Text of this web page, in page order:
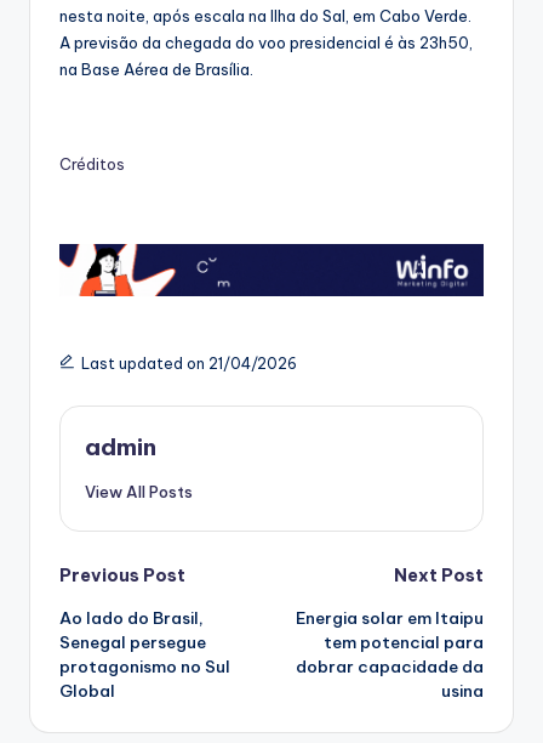
nesta noite, após escala na Ilha do Sal, em Cabo Verde.
A previsão da chegada do voo presidencial é às 23h50,
na Base Aérea de Brasília.
Créditos
Last updated on 21/04/2026
admin
View All Posts
Post
navigation
Previous Post
Ao lado do Brasil,
Senegal persegue
protagonismo no Sul
Global
Next Post
Energia solar em Itaipu
tem potencial para
dobrar capacidade da
usina